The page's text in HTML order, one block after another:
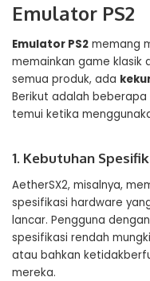
Emulator PS2
Emulator PS2 memang
memainkan game
semua produk, ada
Berikut adalah beberapa
temui ketika
1. Kebutuhan
AetherSX2, misalnya,
spesifikasi hardware
lancar. Pengguna
spesifikasi rendah
atau bahkan
mereka.